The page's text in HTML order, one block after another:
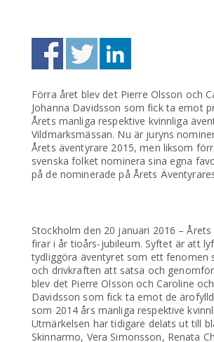
Förra året blev det Pierre Olsson och
Johanna Davidsson som fick ta emot
Årets manliga respektive kvinnliga
Vildmarksmässan. Nu är juryns
Årets äventyrare 2015, men liksom
svenska folket nominera sina egna
på de nominerade på Årets
Stockholm den 20 januari 2016 –
firar i år tioårs-jubileum. Syftet är att
tydliggöra äventyret som ett fenomen
och drivkraften att satsa och
blev det Pierre Olsson och Caroline
Davidsson som fick ta emot de
som 2014 års manliga respektive
Utmärkelsen har tidigare delats ut till
Skinnarmo, Vera Simonsson, Renata